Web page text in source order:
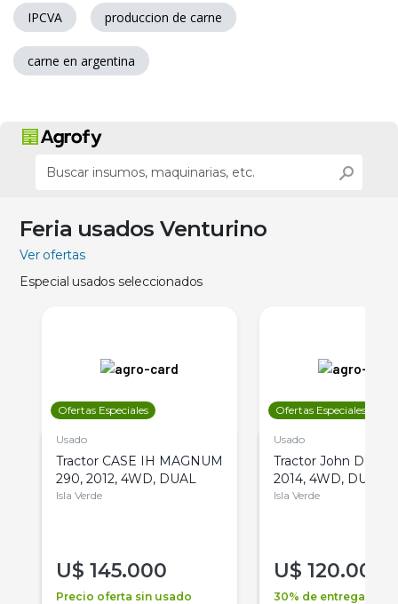
IPCVA produccion de carne
carne en argentina
Feria usados Venturino
Ver ofertas
Especial usados seleccionados
Ofertas Especiales
Usado
Tractor CASE IH MAGNUM
290, 2012, 4WD, DUAL
Isla Verde
U$ 145.000
Precio oferta sin usado
Ofertas Especiales
Usado
Tractor John Deere
2014, 4WD, DUAL
Isla Verde
U$ 120.000
30% de entrega +